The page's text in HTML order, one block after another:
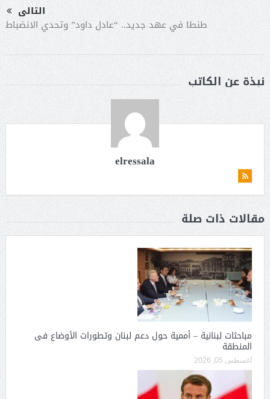
التالى
​طنطا في عهد جديد.. “عادل داود” وتحدي الانضباط
نبذة عن الكاتب
elressala
مقالات ذات صلة
مباحثات لبنانية – أممية حول دعم لبنان وتطورات الأوضاع فى
المنطقة
أغسطس 05, 2026